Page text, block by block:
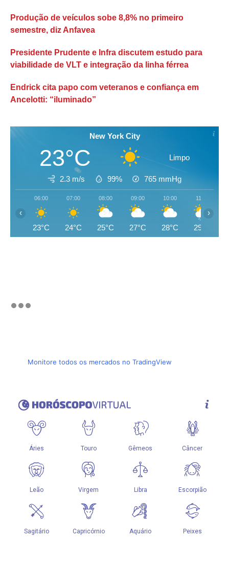
Produção de veículos sobe 8,8% no primeiro
semestre, diz Anfavea
Presidente Prudente e Infra discutem estudo para
viabilidade de VLT e integração da linha férrea
Endrick cita papo com veteranos e confiança em
Ancelotti: “iluminado”
New York City
23°C Limpo
2.3 m/s 99% 765 mmHg
06:00
23°C
07:00
24°C
08:00
25°C
09:00
27°C
10:00
28°C
11:00
29°C
‹ ›
Monitore todos os mercados no TradingView